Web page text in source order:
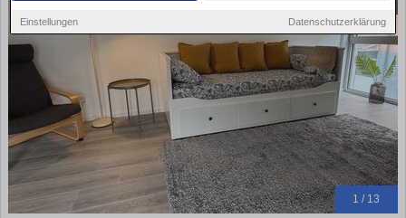
Einstellungen Datenschutzerklärung
1 / 13